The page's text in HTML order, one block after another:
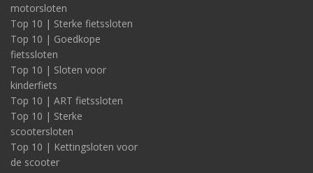
motorsloten
Top 10 | Sterke fietssloten
Top 10 | Goedkope
fietssloten
Top 10 | Sloten voor
kinderfiets
Top 10 | ART fietssloten
Top 10 | Sterke
scootersloten
Top 10 | Kettingsloten voor
de scooter